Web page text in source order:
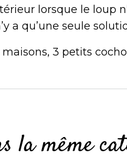
lorsque le loup
a qu’une seule
3 petits
la même